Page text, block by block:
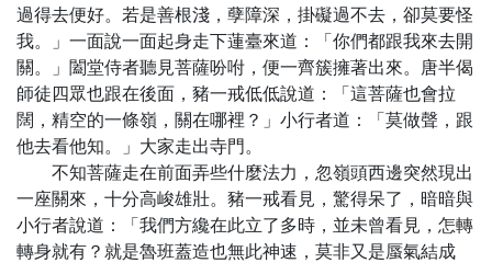
過得去便好。若是善根淺，孽障深，掛礙過不去，卻莫要怪
我。」一面說一面起身走下蓮臺來道：「你們都跟我來去開
關。」闔堂侍者聽見菩薩吩咐，便一齊簇擁著出來。唐半偈
師徒四眾也跟在後面，豬一戒低低說道：「這菩薩也會拉
闊，精空的一條嶺，關在哪裡？」小行者道：「莫做聲，跟
他去看他知。」大家走出寺門。
不知菩薩走在前面弄些什麼法力，忽嶺頭西邊突然現出
一座關來，十分高峻雄壯。豬一戒看見，驚得呆了，暗暗與
小行者說道：「我們方纔在此立了多時，並未曾看見，怎轉
轉身就有？就是魯班蓋造也無此神速，莫非又是蜃氣結成